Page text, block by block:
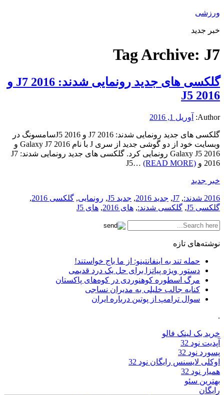
ورزشی
خبر جدید
Tag Archive: J7
گلکسی های جدید رونمایی شدند: J7 2016 و
J5 2016
Author: آوریل 1, 2016
گلکسی های جدید رونمایی شدند: J7 2016 و J5 2016سامسونگ در
وبسایت خود از دو گوشی جدید از سری J با نام Galaxy J7 2016 و
Galaxy J5 2016 رونمایی کرد. گلکسی های جدید رونمایی شدند: J7
2016 و J5…
(READ MORE)
خبر جدید
2016 شدند: ,
J7
, جدید 2016 , جدید J5 , رونمایی, گلکسی 2016
,
گلکسی J5
, گلکسی شدند:, های 2016 , های J5
نوشته‌های تازه
حمله تند به اینفانتینو: از ما باج خواستند!
دستور ویژه پیاتزا برای حل یک درد قدیمی
مرگ اسطوره کوهنوردی در کوه‌های پاکستان
کنایه جالب خلیلی به مدیران نساجی
سوال ترامپ از پوتین درباره ایران
.
خرید بک لینک فالو
آپدیت نود 32
پسورد نود 32
اوکلی لایسنس رایگان نود 32
همیار نود 32
بهترین سئو
رایگان